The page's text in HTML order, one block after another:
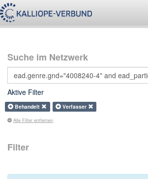
Suche im Netzwerk
Aktive Filter
Behandelt Verfasser
Alle Filter entfernen
Filter